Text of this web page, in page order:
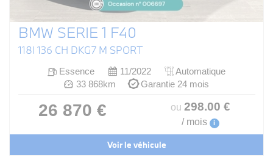
BMW SERIE 1 F40
118I 136 CH DKG7 M SPORT
Essence 11/2022
Automatique
33 868km
Garantie 24 mois
26 870 € ou 298.00 €
/ mois i
Voir le véhicule